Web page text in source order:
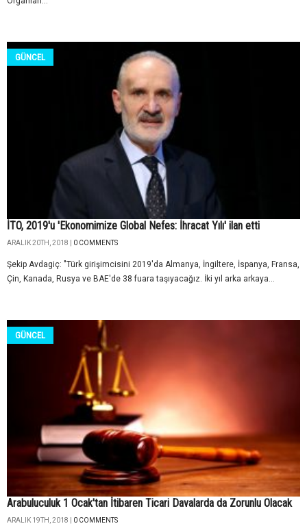
GÜNCEL
İTO, 2019'u 'Ekonomimize Global Nefes: İhracat Yılı' ilan etti
ARALIK 20TH, 2018 | 0 COMMENTS
Şekip Avdagiç: "Türk girişimcisini 2019'da Almanya, İngiltere, İspanya, Fransa,
Çin, Kanada, Rusya ve BAE'de 38 fuara taşıyacağız. İki yıl arka arkaya...
GÜNCEL
Arabuluculuk 1 Ocak'tan İtibaren Ticari Davalarda da Zorunlu Olacak
ARALIK 19TH, 2018 | 0 COMMENTS